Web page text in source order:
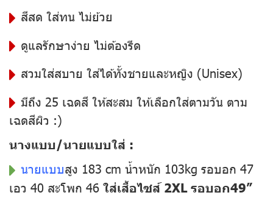
สีสด ใส่ทน ไม่ย้วย
ดูแลรักษาง่าย ไม่ต้องรีด
สวมใส่สบาย ใส่ได้ทั้งชายและหญิง (Unisex)
มีถึง 25 เฉดสี ให้สะสม ให้เลือกใส่ตามวัน ตาม
เฉดสีผิว :)
นางแบบ/นายแบบใส่ :
นายแบบสูง 183 cm น้ำหนัก 103kg รอบอก 47
เอว 40 สะโพก 46 ใส่เสื้อไซส์ 2XL รอบอก49”